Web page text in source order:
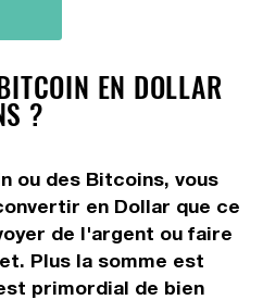
EN DOLLAR
?
ou des Bitcoins, vous
en Dollar que ce
de l'argent ou faire
Plus la somme est
primordial de bien